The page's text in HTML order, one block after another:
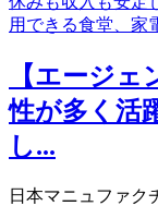
【エージェ
性が多く活
し...
日本マニュファク